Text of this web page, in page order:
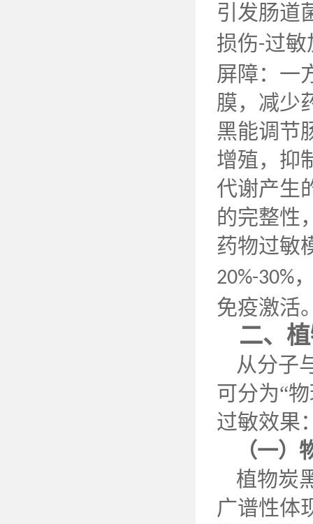
引发肠道
损伤-过敏
屏障：一
膜，减少
黑能调节
增殖，抑
代谢产生
的完整性
药物过敏
20%-30%
免疫激活
二、
从分子
可分为“
过敏效果
（一
植物炭
广谱性体